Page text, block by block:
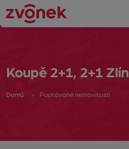
Koupě 2+1, 2+1 Zlín
Domů Poptávané nemovitosti